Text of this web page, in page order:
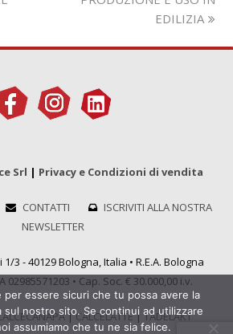
EDILIZIA
Srl | Privacy e Condizioni di vendita
CONTATTI
ISCRIVITI ALLA NOSTRA
NEWSLETTER
3 - 40129 Bologna, Italia • R.E.A. Bologna
02985571203 • Cap. Soc. € 30.000,00 i.v.
|CALCELATTE|TADELAKT
per essere sicuri che tu possa avere la
sul nostro sito. Se continui ad utilizzare
assumiamo che tu ne sia felice.